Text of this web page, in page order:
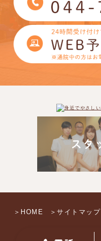
＞HOME ＞サイトマップ